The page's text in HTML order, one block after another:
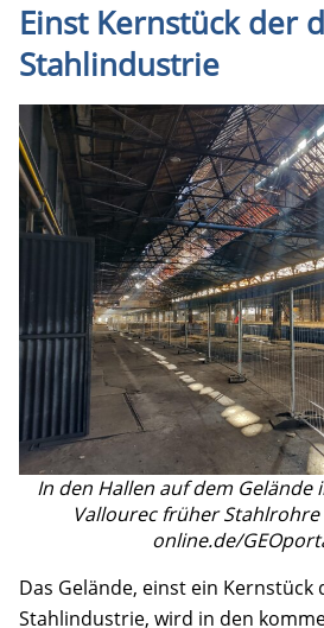
Einst Kernstück der
Stahlindustrie
In den Hallen auf dem Gelände
Vallourec früher
online.de/
Das Gelände, einst ein Kernstück
Stahlindustrie, wird in den